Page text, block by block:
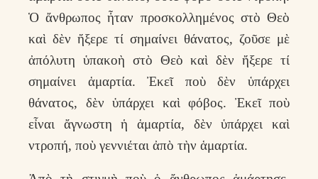
Ὁ ἄνθρωπος ἦταν προσκολλημένος στὸ Θεὸ
καὶ δὲν ἤξερε τί σημαίνει θάνατος, ζοῦσε μὲ
ἀπόλυτη ὑπακοὴ στὸ Θεὸ καὶ δὲν ἤξερε τί
σημαίνει ἁμαρτία. Ἐκεῖ ποὺ δὲν ὑπάρχει
θάνατος, δὲν ὑπάρχει καὶ φόβος. Ἐκεῖ ποὺ
εἶναι ἄγνωστη ἡ ἁμαρτία, δὲν ὑπάρχει καὶ
ντροπή, ποὺ γεννιέται ἀπὸ τὴν ἁμαρτία.